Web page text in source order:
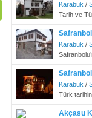
Karabük /
Tarih ve
Karabük /
Karabük /
Türk
Akçasu